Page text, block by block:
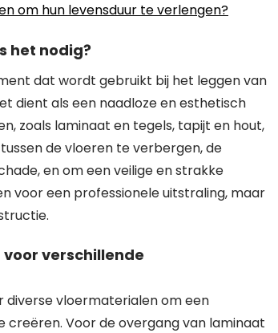
om hun levensduur te verlengen?
het nodig?
dat wordt gebruikt bij het leggen van
dient als een naadloze en esthetisch
zoals laminaat en tegels, tapijt en hout,
de vloeren te verbergen, de
en om een veilige en strakke
voor een professionele uitstraling, maar
verschillende
diverse vloermaterialen om een
creëren. Voor de overgang van laminaat